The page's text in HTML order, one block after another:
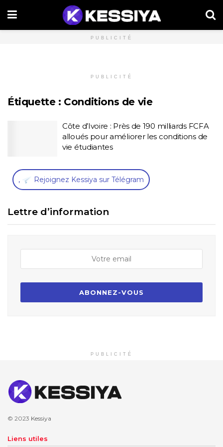
PUBLICITÉ
PUBLICITÉ
Étiquette : Conditions de vie
Côte d’Ivoire : Près de 190 milliards FCFA
alloués pour améliorer les conditions de
vie étudiantes
, Rejoignez Kessiya sur Télégram
Lettre d’information
PUBLICITÉ
© 2023 Kessiya
Liens utiles